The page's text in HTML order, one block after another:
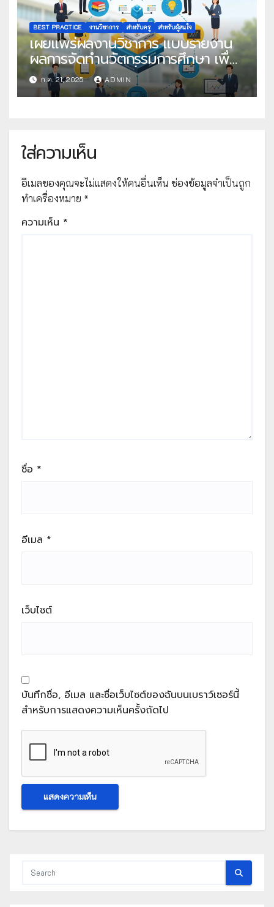
BEST PRACTICE งานวิชาการ สำหรับครู สำหรับผู้สนใจ
เผยแพร่ผลงานวิชาการ แบบรายงาน
ผลการจัดทำนวัตกรรมการศึกษา เพื่อ
คัดเลือกวิธีปฏิบัติที่เป็นเลิศ
ก.ค. 21, 2025 ADMIN
ใส่ความเห็น
อีเมลของคุณจะไม่แสดงให้คนอื่นเห็น ช่องข้อมูลจำเป็นถูก
ทำเครื่องหมาย *
ความเห็น *
ชื่อ *
อีเมล *
เว็บไซต์
บันทึกชื่อ, อีเมล และชื่อเว็บไซต์ของฉันบนเบราว์เซอร์นี้
สำหรับการแสดงความเห็นครั้งถัดไป